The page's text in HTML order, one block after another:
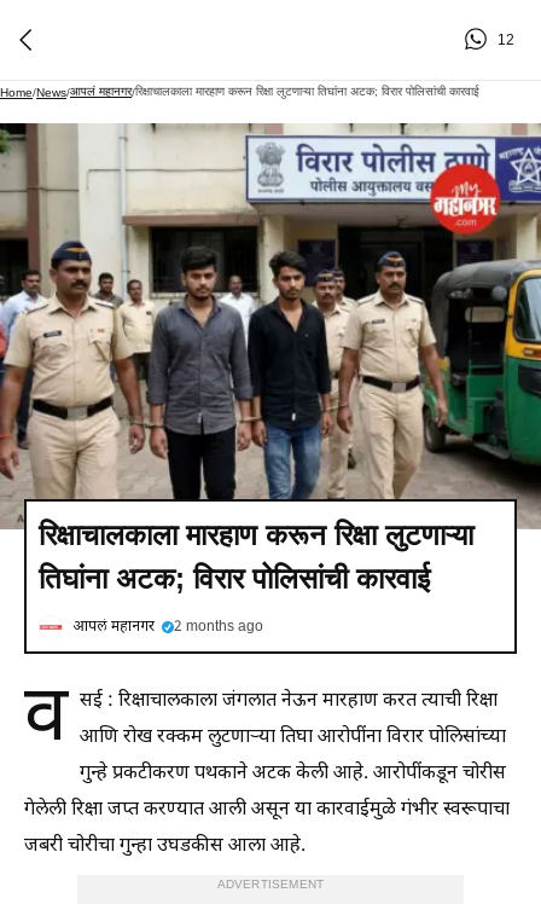
12
Home/News/आपलं महानगर/रिक्षाचालकाला मारहाण करून रिक्षा लुटणाऱ्या तिघांना अटक; विरार पोलिसांची कारवाई
रिक्षाचालकाला मारहाण करून रिक्षा लुटणाऱ्या
तिघांना अटक; विरार पोलिसांची कारवाई
आपलं महानगर 2 months ago
व सई : रिक्षाचालकाला जंगलात नेऊन मारहाण करत त्याची रिक्षा
आणि रोख रक्कम लुटणाऱ्या तिघा आरोपींना विरार पोलिसांच्या
गुन्हे प्रकटीकरण पथकाने अटक केली आहे. आरोपींकडून चोरीस
गेलेली रिक्षा जप्त करण्यात आली असून या कारवाईमुळे गंभीर स्वरूपाचा
जबरी चोरीचा गुन्हा उघडकीस आला आहे.
ADVERTISEMENT